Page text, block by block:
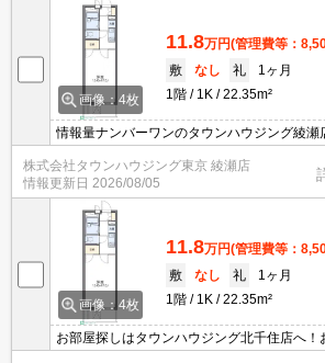
画像：4枚
11.8万円(管理費等：
敷
なし 礼
1ヶ月
1階
1K 22.35m²
情報量ナンバーワンのタウンハウジング綾瀬
株式会社タウンハウジング東京 綾瀬店
情報更新日 2026/08/05
画像：4枚
11.8万円(管理費等：
敷
なし 礼
1ヶ月
1階
1K 22.35m²
お部屋探しはタウンハウジング北千住店へ！